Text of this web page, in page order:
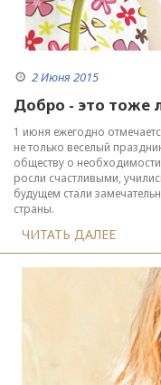
2 Июня 2015
Добро - это тоже
1 июня ежегодно
не только веселый
обществу о
росли счастливыми,
будущем стали
страны.
ЧИТАТЬ ДАЛЕЕ